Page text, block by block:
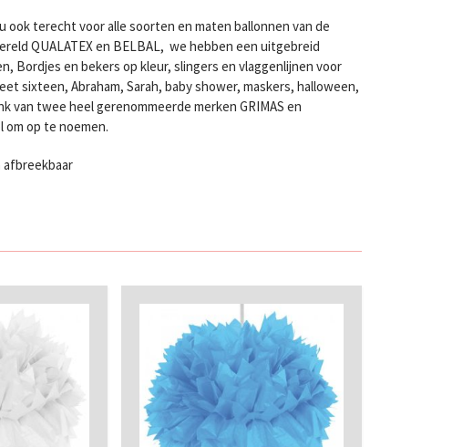
ook terecht voor alle soorten en maten ballonnen van de
QUALATEX en BELBAL, we hebben een uitgebreid
Bordjes en bekers op kleur, slingers en vlaggenlijnen voor
sixteen, Abraham, Sarah, baby shower, maskers, halloween,
van twee heel gerenommeerde merken GRIMAS en
om op te noemen.
afbreekbaar